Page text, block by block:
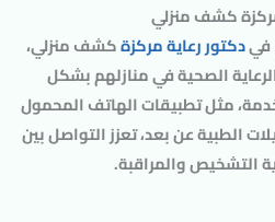
كشف منزلي
فيدكتور رعاية مركزةكشف منزلي،
الصحية في منازلهم بشكل
مثل تطبيقات الهاتف المحمول
الطبية عن بعد، تعزز التواصل بين
التشخيص والمراقبة.